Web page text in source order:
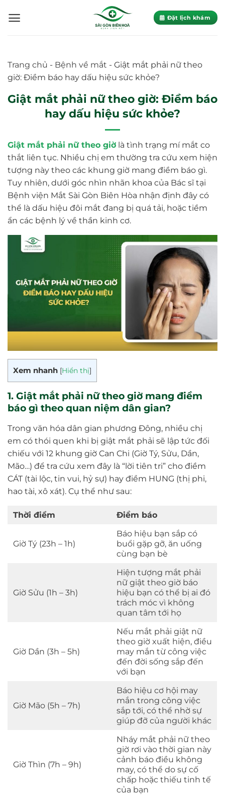
Đặt lịch khám
Trang chủ - Bệnh về mắt - Giật mắt phải nữ theo
giờ: Điềm báo hay dấu hiệu sức khỏe?
Giật mắt phải nữ theo giờ: Điềm báo
hay dấu hiệu sức khỏe?
Giật mắt phải nữ theo giờ là tình trạng mí mắt co
thắt liên tục. Nhiều chị em thường tra cứu xem hiện
tượng này theo các khung giờ mang điềm báo gì.
Tuy nhiên, dưới góc nhìn nhãn khoa của Bác sĩ tại
Bệnh viện Mắt Sài Gòn Biên Hòa nhận định đây có
thể là dấu hiệu đôi mắt đang bị quá tải, hoặc tiềm
ẩn các bệnh lý về thần kinh cơ.
Xem nhanh [Hiển thị]
1. Giật mắt phải nữ theo giờ mang điềm
báo gì theo quan niệm dân gian?
Trong văn hóa dân gian phương Đông, nhiều chị
em có thói quen khi bị giật mắt phải sẽ lập tức đối
chiếu với 12 khung giờ Can Chi (Giờ Tý, Sửu, Dần,
Mão…) để tra cứu xem đây là “lời tiên tri” cho điềm
CÁT (tài lộc, tin vui, hỷ sự) hay điềm HUNG (thị phi,
hao tài, xô xát). Cụ thể như sau:
Thời điểm Điềm báo
Giờ Tý (23h – 1h)
Báo hiệu bạn sắp có
buổi gặp gỡ, ăn uống
cùng bạn bè
Giờ Sửu (1h – 3h)
Hiện tượng mắt phải
nữ giật theo giờ báo
hiệu bạn có thể bị ai đó
trách móc vì không
quan tâm tới họ
Giờ Dần (3h – 5h)
Nếu mắt phải giật nữ
theo giờ xuất hiện, điều
may mắn từ công việc
đến đời sống sắp đến
với bạn
Giờ Mão (5h – 7h)
Báo hiệu cơ hội may
mắn trong công việc
sắp tới, có thể nhờ sự
giúp đỡ của người khác
Giờ Thìn (7h – 9h)
Nháy mắt phải nữ theo
giờ rơi vào thời gian này
cảnh báo điều không
may, có thể do sự cố
chấp hoặc thiếu tinh tế
của bạn